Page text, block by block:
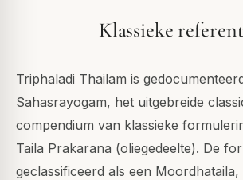
Klassieke
Triphaladi Thailam is
Sahasrayogam, het uitgebreide
compendium van klassieke
Taila Prakarana (oliegedeelte). De
geclassificeerd als een Moordhataila,